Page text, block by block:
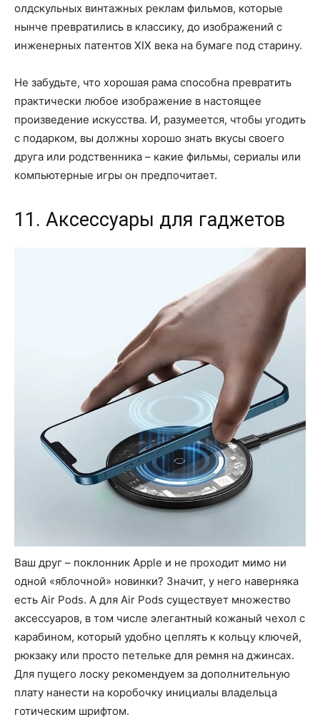
олдскульных винтажных реклам фильмов, которые
нынче превратились в классику, до изображений с
инженерных патентов XIX века на бумаге под старину.
Не забудьте, что хорошая рама способна превратить
практически любое изображение в настоящее
произведение искусства. И, разумеется, чтобы угодить
с подарком, вы должны хорошо знать вкусы своего
друга или родственника – какие фильмы, сериалы или
компьютерные игры он предпочитает.
11. Аксессуары для гаджетов
Ваш друг – поклонник Apple и не проходит мимо ни
одной «яблочной» новинки? Значит, у него наверняка
есть Air Pods. А для Air Pods существует множество
аксессуаров, в том числе элегантный кожаный чехол с
карабином, который удобно цеплять к кольцу ключей,
рюкзаку или просто петельке для ремня на джинсах.
Для пущего лоску рекомендуем за дополнительную
плату нанести на коробочку инициалы владельца
готическим шрифтом.